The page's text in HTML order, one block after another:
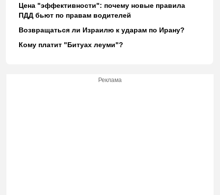
Цена "эффективности": почему новые правила
ПДД бьют по правам водителей
Возвращаться ли Израилю к ударам по Ирану?
Кому платит "Битуах леуми"?
Реклама